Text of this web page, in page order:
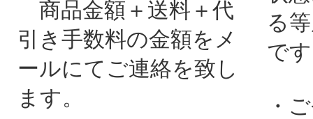
商品金額＋送料＋代
引き手数料の金額をメ
ールにてご連絡を致し
ます。
る
で
・